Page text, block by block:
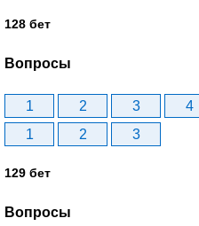
128 бет
Вопросы
1 2 3 4
1
2 3
129 бет
Вопросы